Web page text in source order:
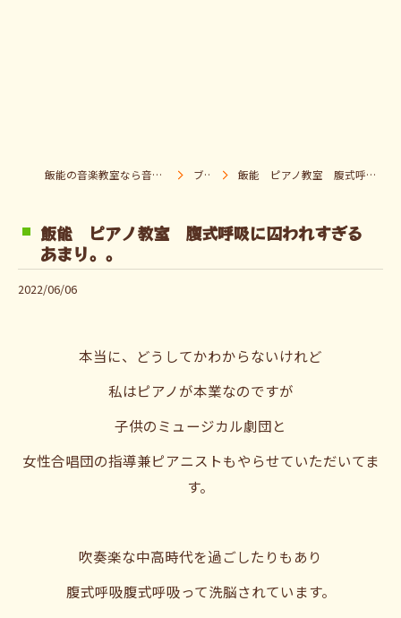
飯能の音楽教室なら音楽童クラブ Pパラダイス ブログ 飯能 ピアノ教室 腹式呼吸に囚われすぎるあまり。。
飯能 ピアノ教室 腹式呼吸に囚われすぎる
あまり。。
2022/06/06
本当に、どうしてかわからないけれど
私はピアノが本業なのですが
子供のミュージカル劇団と
女性合唱団の指導兼ピアニストもやらせていただいてま
す。
吹奏楽な中高時代を過ごしたりもあり
腹式呼吸腹式呼吸って洗脳されています。